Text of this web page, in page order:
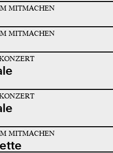
MITMACHEN
MITMACHEN
MITMACHEN